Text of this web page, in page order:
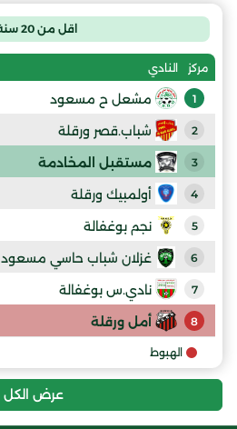
اقل من 20 سنة-أ
مركز النادي
1 مشعل ح مسعود
2 شباب.قصر ورقلة
3 مستقبل المخادمة
4 أولمبيك ورقلة
5 نجم بوغفالة
6 غزلان شباب حاسي مسعود
7 نادي.س بوغفالة
8 أمل ورقلة
الهبوط
عرض الكل